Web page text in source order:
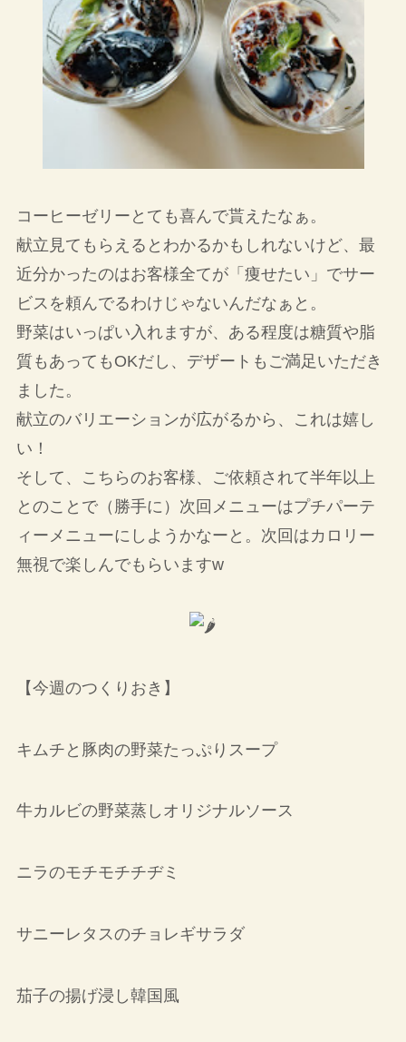
コーヒーゼリーとても喜んで貰えたなぁ。
献立見てもらえるとわかるかもしれないけど、最
近分かったのはお客様全てが「痩せたい」でサー
ビスを頼んでるわけじゃないんだなぁと。
野菜はいっぱい入れますが、ある程度は糖質や脂
質もあってもOKだし、デザートもご満足いただき
ました。
献立のバリエーションが広がるから、これは嬉し
い！
そして、こちらのお客様、ご依頼されて半年以上
とのことで（勝手に）次回メニューはプチパーテ
ィーメニューにしようかなーと。次回はカロリー
無視で楽しんでもらいますw
【今週のつくりおき】
キムチと豚肉の野菜たっぷりスープ
牛カルビの野菜蒸しオリジナルソース
ニラのモチモチチヂミ
サニーレタスのチョレギサラダ
茄子の揚げ浸し韓国風